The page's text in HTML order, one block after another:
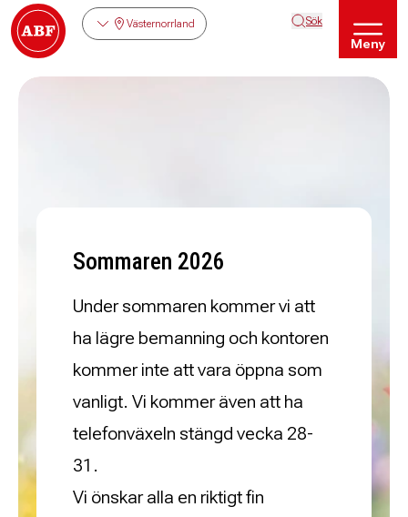
Västernorrland Sök
Meny
Sommaren 2026
Under sommaren kommer vi att
ha lägre bemanning och kontoren
kommer inte att vara öppna som
vanligt. Vi kommer även att ha
telefonväxeln stängd vecka 28-
31.
Vi önskar alla en riktigt fin